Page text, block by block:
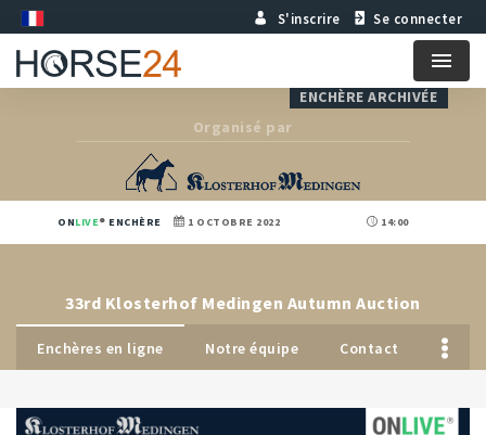
S'inscrire Se connecter
Menu
ENCHÈRE ARCHIVÉE
Organisé par
ONLIVE ENCHÈRE 1 OCTOBRE 2022 14:00
33rd Klosterhof Medingen Autumn Auction
Enchères en ligne Notre équipe Contact